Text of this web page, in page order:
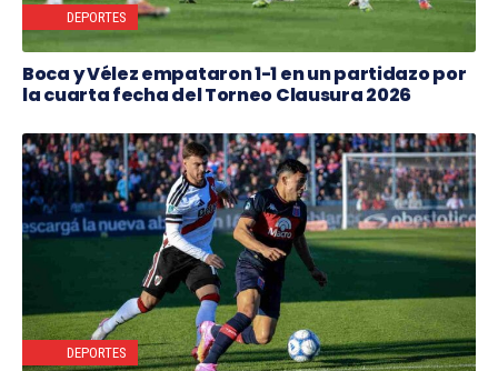
DEPORTES
Boca y Vélez empataron 1-1 en un partidazo por
la cuarta fecha del Torneo Clausura 2026
DEPORTES